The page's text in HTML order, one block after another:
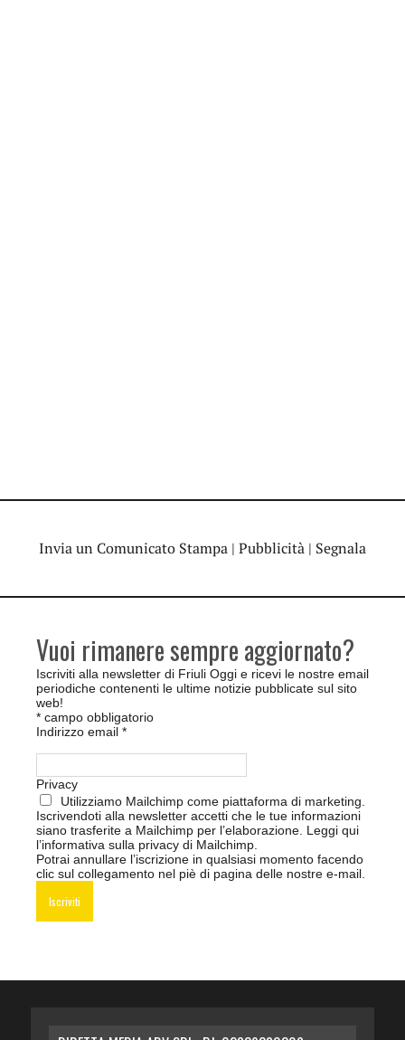
Invia un Comunicato Stampa | Pubblicità | Segnala
Vuoi rimanere sempre aggiornato?
Iscriviti alla newsletter di Friuli Oggi e ricevi le nostre email
periodiche contenenti le ultime notizie pubblicate sul sito
web!
* campo obbligatorio
Indirizzo email *
Privacy
Utilizziamo Mailchimp come piattaforma di marketing.
Iscrivendoti alla newsletter accetti che le tue informazioni
siano trasferite a Mailchimp per l’elaborazione. Leggi qui
l’informativa sulla privacy di Mailchimp
Potrai annullare l’iscrizione in qualsiasi momento facendo
clic sul collegamento nel piè di pagina delle nostre e-mail.